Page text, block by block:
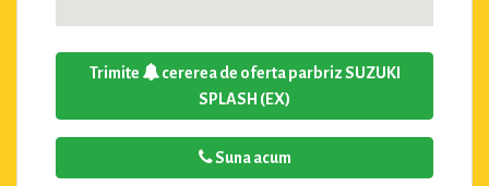
Trimite
cererea de oferta parbriz SUZUKI
SPLASH (EX)
Suna acum